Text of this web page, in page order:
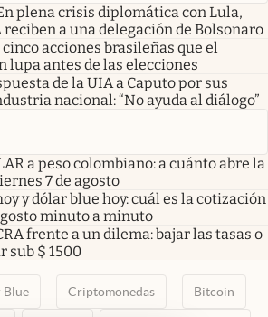
plena crisis diplomática con Lula,
reciben a una delegación de Bolsonaro
cinco acciones brasileñas que el
lupa antes de las elecciones
de la UIA a Caputo por sus
nacional: “No ayuda al diálogo”
a peso colombiano: a cuánto abre la
7 de agosto
y dólar blue hoy: cuál es la cotización
minuto a minuto
frente a un dilema: bajar las tasas o
sub $ 1500
Blue Criptomonedas Bitcoin